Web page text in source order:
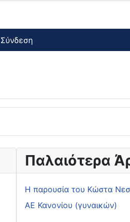
Σύνδεση
Παλαιότερα
H παρουσία του Κώστα
ΑΕ Κανονίου (γυναικών)